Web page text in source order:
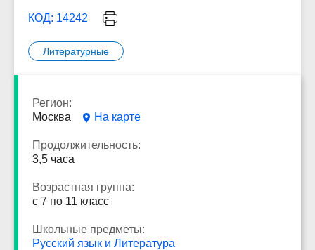
КОД: 14242
Литературные
Регион:
Москва
На карте
Продолжительность:
3,5 часа
Возрастная группа:
с 7 по 11 класс
Школьные предметы:
Русский язык и Литература